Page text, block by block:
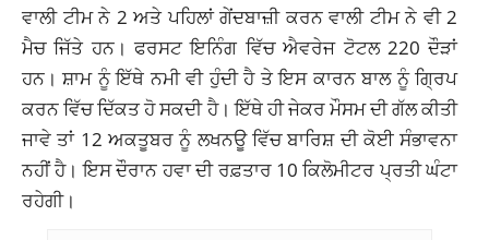
ਵਾਲੀ ਟੀਮ ਨੇ 2 ਅਤੇ ਪਹਿਲਾਂ ਗੇਂਦਬਾਜ਼ੀ ਕਰਨ ਵਾਲੀ ਟੀਮ ਨੇ ਵੀ 2
ਮੈਚ ਜਿੱਤੇ ਹਨ। ਫਰਸਟ ਇਨਿੰਗ ਵਿੱਚ ਐਵਰੇਜ ਟੋਟਲ 220 ਦੌੜਾਂ
ਹਨ। ਸ਼ਾਮ ਨੂੰ ਇੱਥੇ ਨਮੀ ਵੀ ਹੁੰਦੀ ਹੈ ਤੇ ਇਸ ਕਾਰਨ ਬਾਲ ਨੂੰ ਗ੍ਰਿਪ
ਕਰਨ ਵਿੱਚ ਦਿੱਕਤ ਹੋ ਸਕਦੀ ਹੈ। ਇੱਥੇ ਹੀ ਜੇਕਰ ਮੌਸਮ ਦੀ ਗੱਲ ਕੀਤੀ
ਜਾਵੇ ਤਾਂ 12 ਅਕਤੂਬਰ ਨੂੰ ਲਖਨਊ ਵਿੱਚ ਬਾਰਿਸ਼ ਦੀ ਕੋਈ ਸੰਭਾਵਨਾ
ਨਹੀਂ ਹੈ। ਇਸ ਦੌਰਾਨ ਹਵਾ ਦੀ ਰਫ਼ਤਾਰ 10 ਕਿਲੋਮੀਟਰ ਪ੍ਰਤੀ ਘੰਟਾ
ਰਹੇਗੀ।